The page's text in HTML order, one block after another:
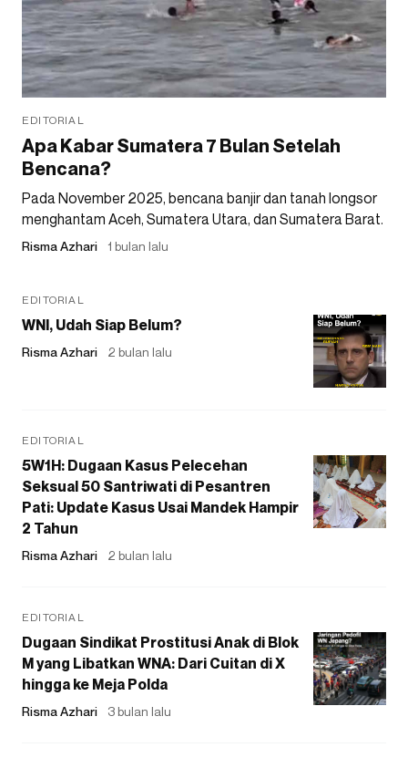
EDITORIAL
Apa Kabar Sumatera 7 Bulan Setelah
Bencana?
Pada November 2025, bencana banjir dan tanah longsor
menghantam Aceh, Sumatera Utara, dan Sumatera Barat.
Risma Azhari 1 bulan lalu
EDITORIAL
WNI, Udah Siap Belum?
Risma Azhari 2 bulan lalu
EDITORIAL
5W1H: Dugaan Kasus Pelecehan
Seksual 50 Santriwati di Pesantren
Pati: Update Kasus Usai Mandek Hampir
2 Tahun
Risma Azhari 2 bulan lalu
EDITORIAL
Dugaan Sindikat Prostitusi Anak di Blok
M yang Libatkan WNA: Dari Cuitan di X
hingga ke Meja Polda
Risma Azhari 3 bulan lalu